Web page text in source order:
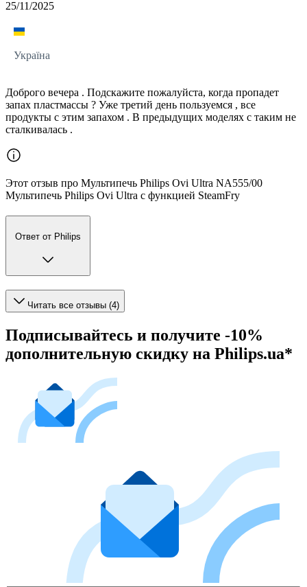
25/11/2025
Україна
Доброго вечера . Подскажите пожалуйста, когда пропадет
запах пластмассы ? Уже третий день пользуемся , все
продукты с этим запахом . В предыдущих моделях с таким не
сталкивалась .
Этот отзыв про Мультипечь Philips Ovi Ultra NA555/00
Мультипечь Philips Ovi Ultra с функцией SteamFry
Ответ от Philips
Читать все отзывы (4)
Подписывайтесь и получите -10%
дополнительную скидку на Philips.ua*